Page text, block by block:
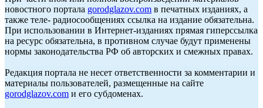
новостного портала gorodglazov.com в печатных изданиях, а
также теле- радиосообщениях ссылка на издание обязательна.
При использовании в Интернет-изданиях прямая гиперссылка
на ресурс обязательна, в противном случае будут применены
нормы законодательства РФ об авторских и смежных правах.
Редакция портала не несет ответственности за комментарии и
материалы пользователей, размещенные на сайте
gorodglazov.com и его субдоменах.